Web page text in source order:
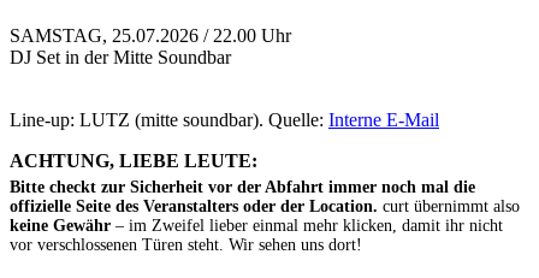
SAMSTAG, 25.07.2026 / 22.00 Uhr
DJ Set in der Mitte Soundbar
Line-up: LUTZ (mitte soundbar). Quelle: Interne E-Mail
ACHTUNG, LIEBE LEUTE:
Bitte checkt zur Sicherheit vor der Abfahrt immer noch mal die
offizielle Seite des Veranstalters oder der Location. curt übernimmt also
keine Gewähr – im Zweifel lieber einmal mehr klicken, damit ihr nicht
vor verschlossenen Türen steht. Wir sehen uns dort!